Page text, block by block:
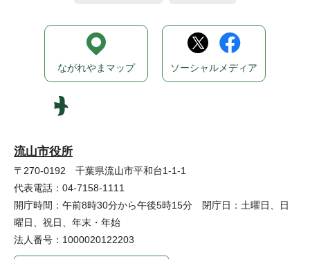
流山市役所
〒270-0192 千葉県流山市平和台1-1-1
代表電話：04-7158-1111
開庁時間：午前8時30分から午後5時15分 閉庁日：土曜日、日
曜日、祝日、年末・年始
法人番号：1000020122203
ながれやまマップ ソーシャルメディア